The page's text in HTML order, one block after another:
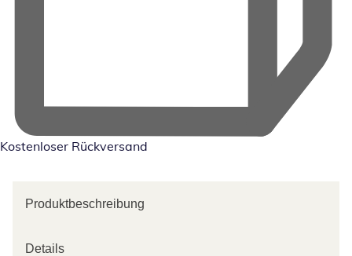
Kostenloser Rückversand
Produktbeschreibung
Details